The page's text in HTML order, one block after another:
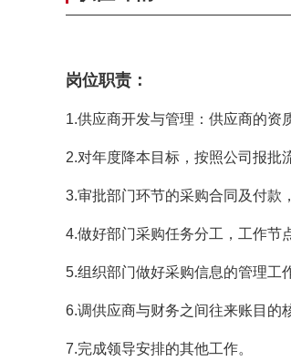
岗位职责：
1.供应商开发与管理：供应商的资
2.对年度降本目标，按照公司报批
3.审批部门环节的采购合同及付款
4.做好部门采购任务分工，工作节
5.组织部门做好采购信息的管理工
6.调供应商与财务之间往来账目的
7.完成领导安排的其他工作。